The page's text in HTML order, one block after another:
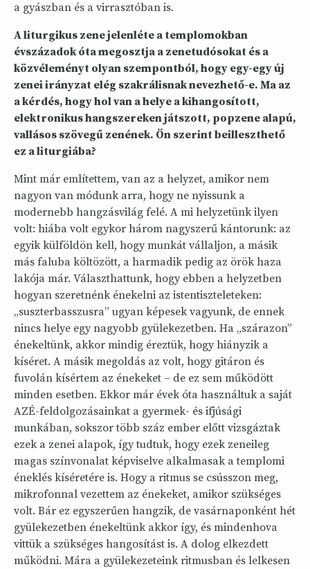
a gyászban és a virrasztóban is.
A liturgikus zene jelenléte a templomokban
évszázadok óta megosztja a zenetudósokat és a
közvéleményt olyan szempontból, hogy egy-egy új
zenei irányzat elég szakrálisnak nevezhető-e. Ma az
a kérdés, hogy hol van a helye a kihangosított,
elektronikus hangszereken játszott, popzene alapú,
vallásos szövegű zenének. Ön szerint beilleszthető
ez a liturgiába?
Mint már említettem, van az a helyzet, amikor nem
nagyon van módunk arra, hogy ne nyissunk a
modernebb hangzásvilág felé. A mi helyzetünk ilyen
volt: hiába volt egykor három nagyszerű kántorunk: az
egyik külföldön kell, hogy munkát vállaljon, a másik
más faluba költözött, a harmadik pedig az örök haza
lakója már. Választhattunk, hogy ebben a helyzetben
hogyan szeretnénk énekelni az istentiszteleteken:
„suszterbasszusra” ugyan képesek vagyunk, de ennek
nincs helye egy nagyobb gyülekezetben. Ha „szárazon”
énekeltünk, akkor mindig éreztük, hogy hiányzik a
kíséret. A másik megoldás az volt, hogy gitáron és
fuvolán kísértem az énekeket – de ez sem működött
minden esetben. Ekkor már évek óta használtuk a saját
AZÉ-feldolgozásainkat a gyermek- és ifjúsági
munkában, sokszor több száz ember előtt vizsgáztak
ezek a zenei alapok, így tudtuk, hogy ezek zeneileg
magas színvonalat képviselve alkalmasak a templomi
éneklés kíséretére is. Hogy a ritmus se csússzon meg,
mikrofonnal vezettem az énekeket, amikor szükséges
volt. Bár ez egyszerűen hangzik, de vasárnaponként hét
gyülekezetben énekeltünk akkor így, és mindenhova
vittük a szükséges hangosítást is. A dolog elkezdett
működni. Mára a gyülekezeteink ritmusban és lelkesen